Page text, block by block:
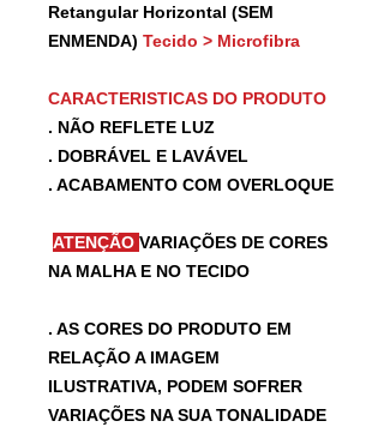
Retangular Horizontal (SEM
ENMENDA) Tecido > Microfibra
CARACTERISTICAS DO PRODUTO
. NÃO REFLETE LUZ
. DOBRÁVEL E LAVÁVEL
. ACABAMENTO COM OVERLOQUE
ATENÇÃO VARIAÇÕES DE CORES
NA MALHA E NO TECIDO
. AS CORES DO PRODUTO EM
RELAÇÃO A IMAGEM
ILUSTRATIVA, PODEM SOFRER
VARIAÇÕES NA SUA TONALIDADE